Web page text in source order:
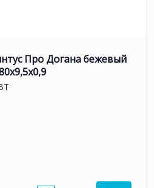
Про Догана бежевый